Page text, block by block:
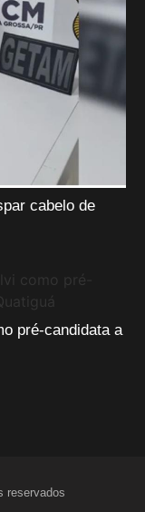
cabelo de
pré-candidata a
reservados